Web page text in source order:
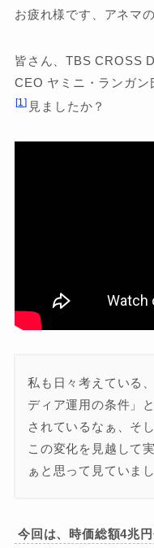
お疲れ様です、アネマ
皆さん、TBS CROSS
CEO ヤミニ・ランガン
1 見ましたか？
私も日々考えている
ディア運用の条件」
されているなぁ、そ
この変化を見越して
ぁと思って見ていまし
今回は、時価総額4兆